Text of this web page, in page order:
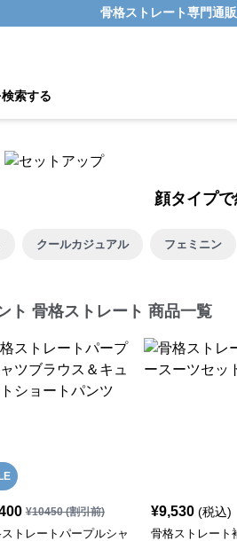
骨格ストレート専門通
索する
顔タイプ
クールカジュアル フェミニン
ト 骨格ストレート 商品一覧
¥10450(割引前)
トレートパープルシャ
¥9,530 (税込)
骨格ストレート